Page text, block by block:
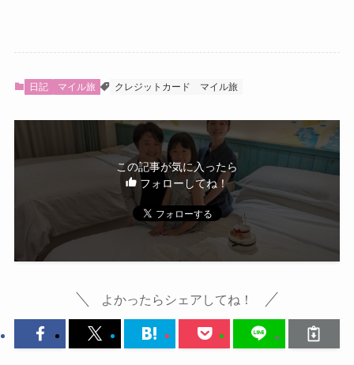
日記 マイル旅 クレジットカード マイル旅
この記事が気に入ったら
フォローしてね！
よかったらシェアしてね！